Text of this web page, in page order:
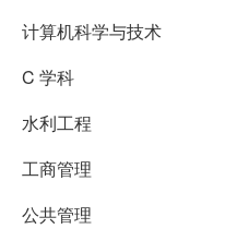
计算机科学与技术
C 学科
水利工程
工商管理
公共管理